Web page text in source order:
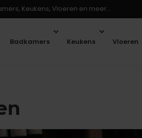
Keukens, Vloeren en meer...
Badkamers Keukens Vloeren